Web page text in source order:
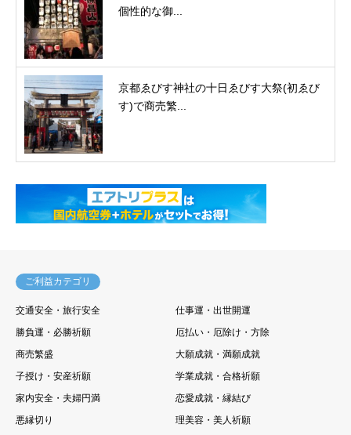
個性的な御...
京都ゑびす神社の十日ゑびす大祭(初ゑび
す)で商売繁...
ご利益カテゴリ
交通安全・旅行安全
仕事運・出世開運
勝負運・必勝祈願
厄払い・厄除け・方除
商売繁盛
大願成就・満願成就
子授け・安産祈願
学業成就・合格祈願
家内安全・夫婦円満
恋愛成就・縁結び
悪縁切り
理美容・美人祈願